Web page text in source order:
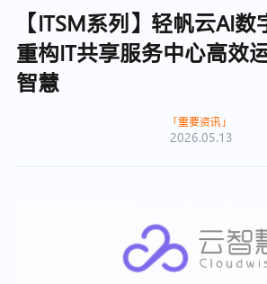
【ITSM系列】轻帆云AI数
重构IT共享服务中心高效
智慧
重要资讯
2026.05.13